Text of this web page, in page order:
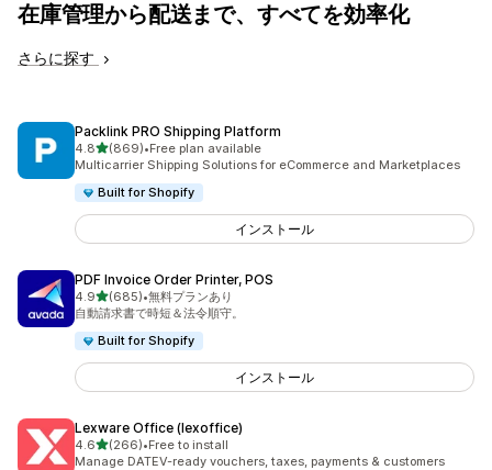
在庫管理から配送まで、すべてを効率化
さらに探す
Packlink PRO Shipping Platform
4.85つ星中
(869)
合計レビュー数：869件
•Free plan available
Multicarrier Shipping Solutions for eCommerce and Marketplaces
Built for Shopify
インストール
PDF Invoice Order Printer, POS
4.95つ星中
(685)
合計レビュー数：685件
•無料プランあり
自動請求書で時短＆法令順守。
Built for Shopify
インストール
Lexware Office (lexoffice)
4.65つ星中
(266)
合計レビュー数：266件
•Free to install
Manage DATEV-ready vouchers, taxes, payments & customers